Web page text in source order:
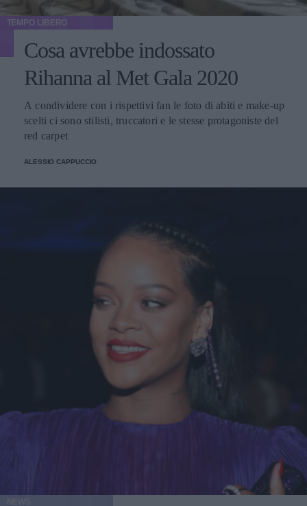
TEMPO LIBERO
Cosa avrebbe indossato
Rihanna al Met Gala 2020
A condividere con i rispettivi fan le foto di abiti e make-up
scelti ci sono stilisti, truccatori e le stesse protagoniste del
red carpet
ALESSIO CAPPUCCIO